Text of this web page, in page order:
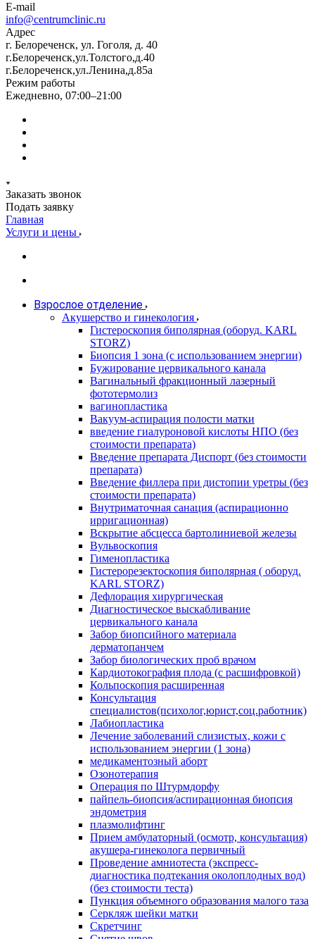
E-mail
info@centrumclinic.ru
Адрес
г. Белореченск, ул. Гоголя, д. 40
г.Белореченск,ул.Толстого,д.40
г.Белореченск,ул.Ленина,д.85а
Режим работы
Ежедневно, 07:00–21:00
Заказать звонок
Подать заявку
Главная
Услуги и цены
Взрослое отделение
Акушерство и гинекология
Гистероскопия биполярная (оборуд. KARL
STORZ)
Биопсия 1 зона (с использованием энергии)
Бужирование цервикального канала
Вагинальный фракционный лазерный
фототермолиз
вагинопластика
Вакуум-аспирация полости матки
введение гиалуроновой кислоты НПО (без
стоимости препарата)
Введение препарата Диспорт (без стоимости
препарата)
Введение филлера при дистопии уретры (без
стоимости препарата)
Внутриматочная санация (аспирационно
ирригационная)
Вскрытие абсцесса бартолиниевой железы
Вульвоскопия
Гименопластика
Гистерорезектоскопия биполярная ( оборуд.
KARL STORZ)
Дефлорация хирургическая
Диагностическое выскабливание
цервикального канала
Забор биопсийного материала
дерматопанчем
Забор биологических проб врачом
Кардиотокография плода (с расшифровкой)
Кольпоскопия расширенная
Консультация
специалистов(психолог,юрист,соц.работник)
Лабиопластика
Лечение заболеваний слизистых, кожи с
использованием энергии (1 зона)
медикаментозный аборт
Озонотерапия
Операция по Штурмдорфу
пайпель-биопсия/аспирационная биопсия
эндометрия
плазмолифтинг
Прием амбулаторный (осмотр, консультация)
акушера-гинеколога первичный
Проведение амниотеста (экспресс-
диагностика подтекания околоплодных вод)
(без стоимости теста)
Пункция объемного образования малого таза
Серкляж шейки матки
Скретчинг